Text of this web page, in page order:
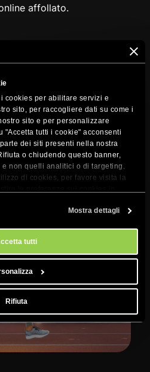
cookies per abilitare servizi e
sito, per raccogliere dati su come i
sito e per personalizzare
"Accetta tutti i cookie" acconsenti
dei siti presenti nella nostra
o chiudendo questo banner,
non quelli analitici o di targeting.
di cookies, per favore visita la
Mostra dettagli
tutti
Rifiuta
affollato.
ottimizza al
aggiungendo un ulteriore
della velocità a livello di